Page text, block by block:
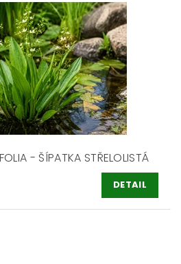
- ŠÍPATKA STŘELOLISTÁ
DETAIL